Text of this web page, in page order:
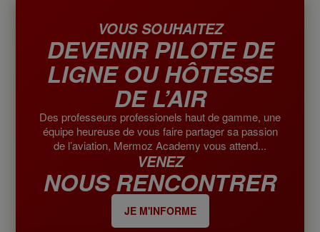
VOUS SOUHAITEZ
DEVENIR PILOTE DE
LIGNE OU HÔTESSE
DE L’AIR
Des professeurs professionels haut de gamme, une
équipe heureuse de vous faire partager sa passion
de l’aviation, Mermoz Academy vous attend...
VENEZ
NOUS RENCONTRER
JE M'INFORME